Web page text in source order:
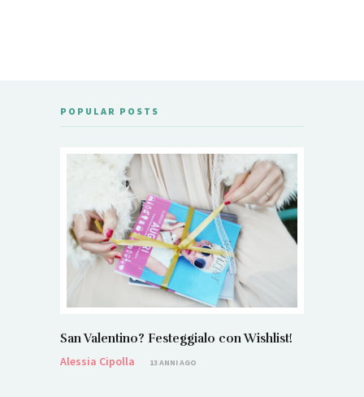
POPULAR POSTS
San Valentino? Festeggialo con Wishlist!
Alessia Cipolla
13 ANNI AGO